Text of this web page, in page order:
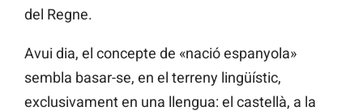
del Regne.
Avui dia, el concepte de «nació espanyola»
sembla basar-se, en el terreny lingüístic,
exclusivament en una llengua: el castellà, a la